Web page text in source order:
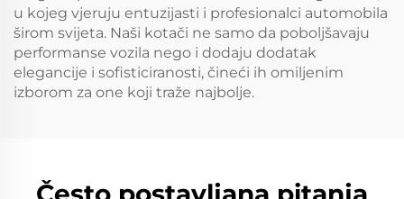
u kojeg vjeruju entuzijasti i profesionalci automobila
širom svijeta. Naši kotači ne samo da poboljšavaju
performanse vozila nego i dodaju dodatak
elegancije i sofisticiranosti, čineći ih omiljenim
izborom za one koji traže najbolje.